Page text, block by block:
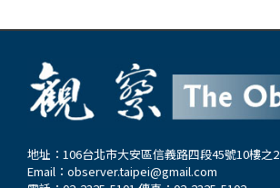
地址：106台北市大安區信義路四段45號10樓之2
Email： observer.taipei@gmail.com